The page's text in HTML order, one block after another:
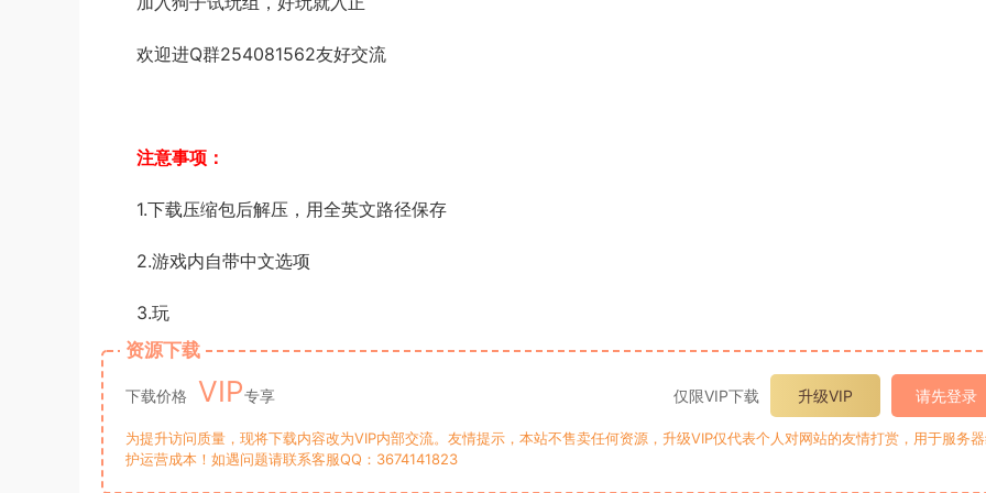
欢迎进Q群254081562友好交流
注意事项：
1.下载压缩包后解压，用全英文路径保存
2.游戏内自带中文选项
3.玩
资源下载
下载价格 VIP专享 仅限VIP下载 升级VIP 请先登录
为提升访问质量，现将下载内容改为VIP内部交流。友情提示，本站不售卖任何资源，升级VIP仅代表个人对网站的友情打赏，用于服务
护运营成本！如遇问题请联系客服QQ：3674141823